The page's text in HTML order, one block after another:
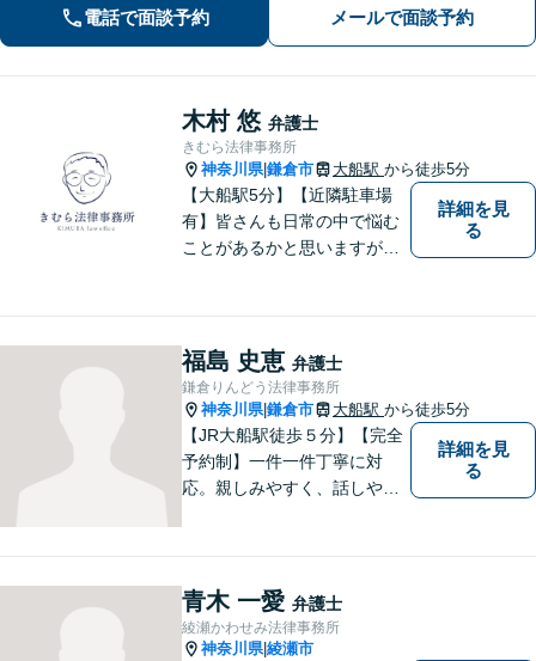
電話で面談予約 メールで面談予約
木村 悠 弁護士
きむら法律事務所
神奈川県|鎌倉市 大船駅 から徒歩5分
【大船駅5分】【近隣駐車場
有】皆さんも日常の中で悩む
ことがあるかと思いますが、
方々により良い法律サービス
を届けていきたいと思いま
す。 ぜひご相談ください。
詳細を見
る
福島 史恵 弁護士
鎌倉りんどう法律事務所
神奈川県|鎌倉市 大船駅 から徒歩5分
【JR大船駅徒歩５分】【完全
予約制】一件一件丁寧に対
応。親しみやすく、話しやす
お問い合わせください。
詳細を見
る
青木 一愛 弁護士
綾瀬かわせみ法律事務所
神奈川県|綾瀬市